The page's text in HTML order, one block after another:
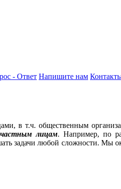
- Ответ Напишите нам
в т.ч. общественным
частным лицам. Например, по
задачи любой сложности. Мы